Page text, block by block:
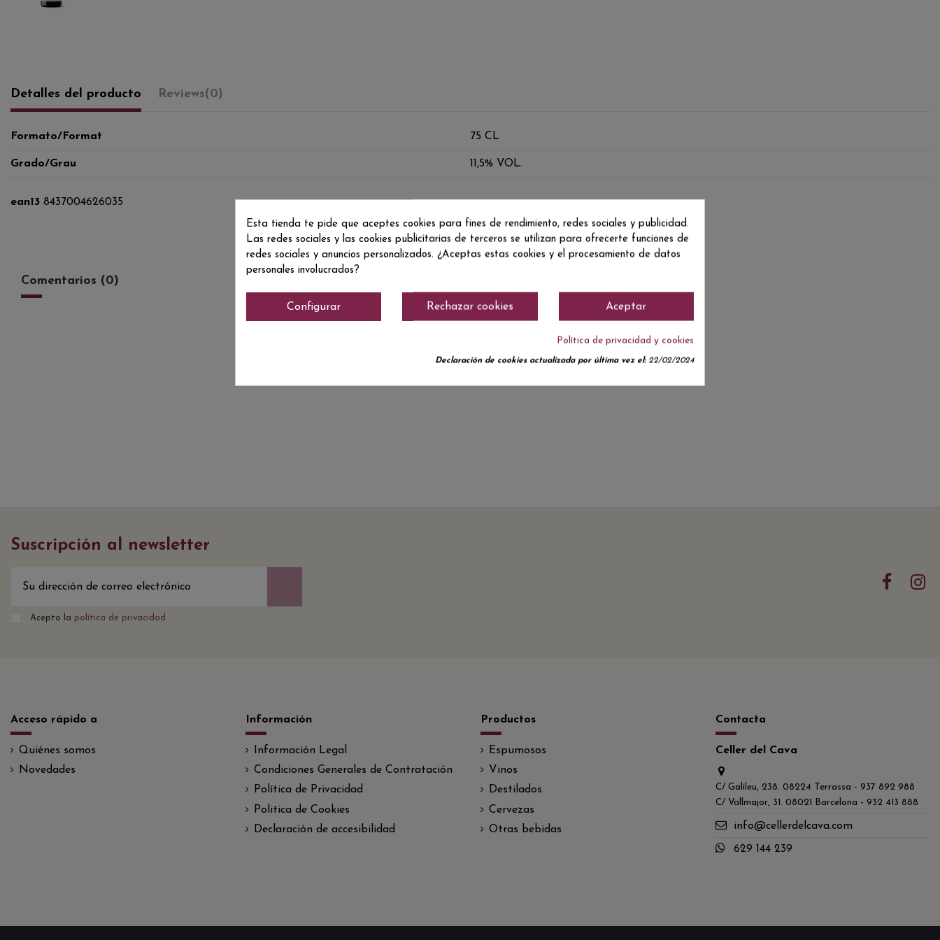
Detalles del producto Reviews(0)
Formato/Format 75 CL
Grado/Grau 11,5% VOL.
ean13 8437004626035
Comentarios (0)
Suscripción al newsletter
Acepto la política de privacidad
Acceso rápido a
Quiénes somos
Novedades
Información
Información Legal
Condiciones Generales de Contratación
Política de Privacidad
Politica de Cookies
Declaración de accesibilidad
Productos
Espumosos
Vinos
Destilados
Cervezas
Otras bebidas
Contacta
Celler del Cava
C/ Galileu, 238. 08224 Terrassa - 937 892 988
C/ Vallmajor, 31. 08021 Barcelona - 932 413 888
info@cellerdelcava.com
629 144 239
Esta tienda te pide que aceptes cookies para fines de rendimiento, redes sociales y publicidad.
Las redes sociales y las cookies publicitarias de terceros se utilizan para ofrecerte funciones de
redes sociales y anuncios personalizados. ¿Aceptas estas cookies y el procesamiento de datos
personales involucrados?
Aceptar
Rechazar cookies
Configurar
Política de privacidad y cookies
Declaración de cookies actualizada por última vez el:22/02/2024